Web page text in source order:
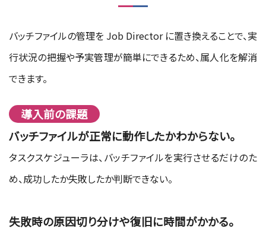
バッチファイルの管理を Job Director に置き換えることで、実
行状況の把握や予実管理が簡単にできるため、属人化を解消
できます。
導入前の課題
バッチファイルが正常に動作したかわからない。
タスクスケジューラは、バッチファイルを実行させるだけのた
め、成功したか失敗したか判断できない。
失敗時の原因切り分けや復旧に時間がかかる。